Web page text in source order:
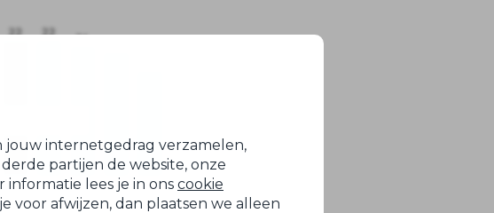
jouw internetgedrag verzamelen,
partijen de website, onze
lees je in ons cookie
voor afwijzen, dan plaatsen we alleen